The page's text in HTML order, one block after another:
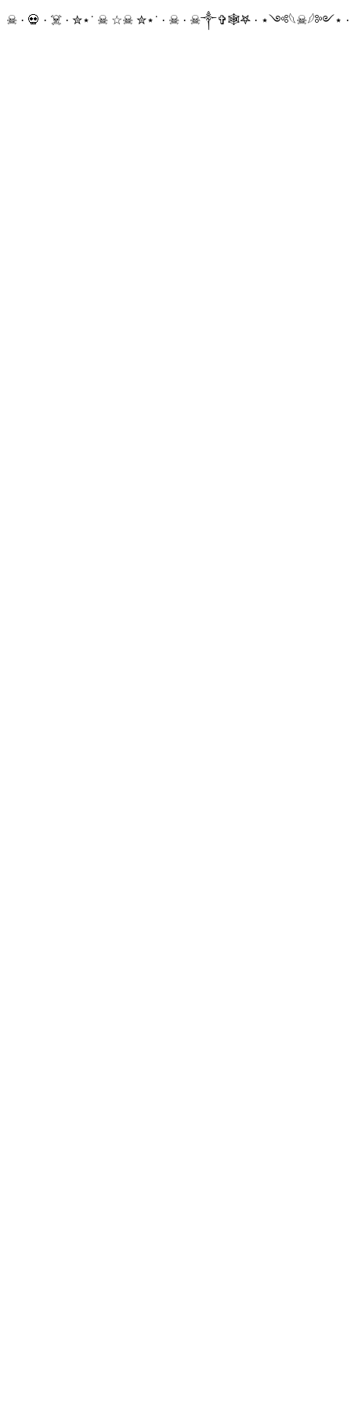
☠ · 💀 · ☠️ · ✮⋆˙ ☠︎︎ ☆☠︎ ✮⋆˙ · ☠︎ · ☠︎︎༒︎✞︎🕸𖤐 · ⋆༺𓆩☠︎︎𓆪༻⋆